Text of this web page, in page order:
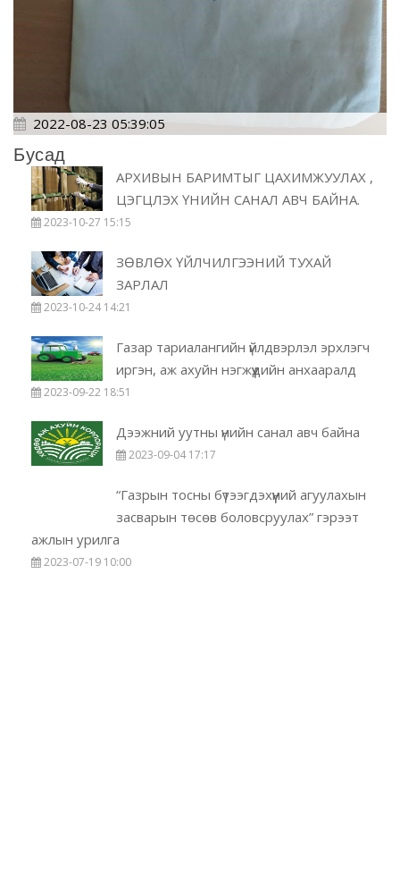
2022-08-23 05:39:05
Бусад
АРХИВЫН БАРИМТЫГ ЦАХИМЖУУЛАХ ,
ЦЭГЦЛЭХ ҮНИЙН САНАЛ АВЧ БАЙНА.
2023-10-27 15:15
ЗӨВЛӨХ ҮЙЛЧИЛГЭЭНИЙ ТУХАЙ
ЗАРЛАЛ
2023-10-24 14:21
Газар тариалангийн үйлдвэрлэл эрхлэгч
иргэн, аж ахуйн нэгжүүдийн анхааралд
2023-09-22 18:51
Дээжний уутны үнийн санал авч байна
2023-09-04 17:17
“Газрын тосны бүтээгдэхүүний агуулахын
засварын төсөв боловсруулах” гэрээт
ажлын урилга
2023-07-19 10:00